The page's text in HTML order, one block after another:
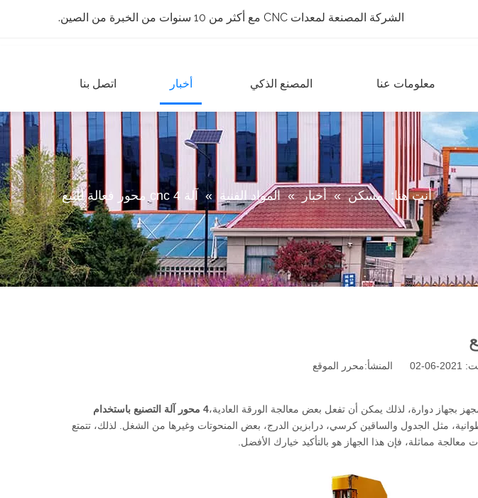
الشركة المصنعة لمعدات CNC مع أكثر من 10 سنوات من الخبرة من الصين.
معلومات عنا المصنع الذكي أخبار اتصل بنا
أنت هنا: مسكن » أخبار » المواد الفنية » آلة cnc 4 محور فعالة للبيع
محرر الموقع
بجهاز دوارة، لذلك يمكن أن تفعل بعض معالجة الورقة العادية،
4 محور آلة التصنيع باستخدام
مثل الجدول والساقين كرسي، درابزين الدرج، بعض المنحوتات وغيرها من الشغل. لذلك، تتمتع
مماثلة، فإن هذا الجهاز هو بالتأكيد خيارك الأفضل.